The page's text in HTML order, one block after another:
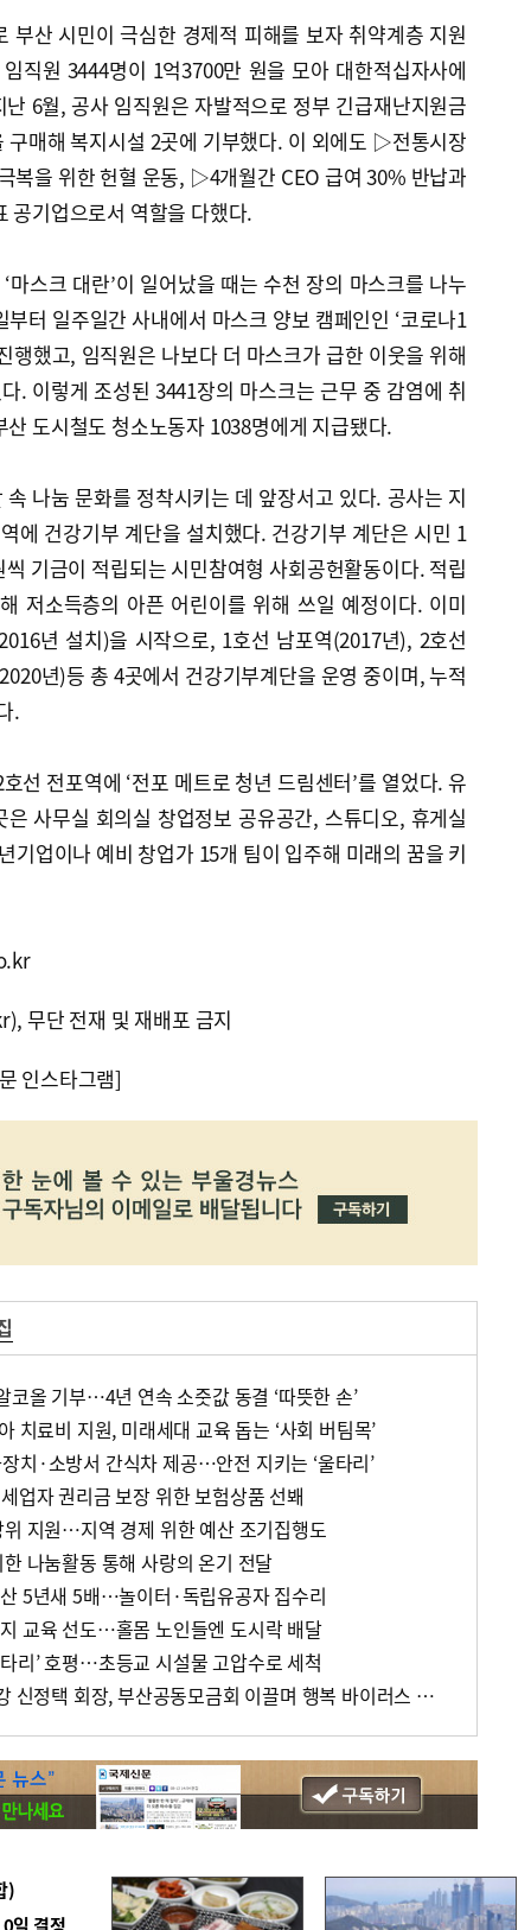
부산 시민이 극심한 경제적 피해를 보자 취약계층 지원
직원 3444명이 1억3700만 원을 모아 대한적십자사에
6월, 공사 임직원은 자발적으로 정부 긴급재난지원금
구매해 복지시설 2곳에 기부했다. 이 외에도 ▷전통시장
복을 위한 헌혈 운동, ▷4개월간 CEO 급여 30% 반납과
공기업으로서 역할을 다했다.
마스크 대란’이 일어났을 때는 수천 장의 마스크를 나누
터 일주일간 사내에서 마스크 양보 캠페인인 ‘코로나1
행했고, 임직원은 나보다 더 마스크가 급한 이웃을 위해
. 이렇게 조성된 3441장의 마스크는 근무 중 감염에 취
도시철도 청소노동자 1038명에게 지급됐다.
나눔 문화를 정착시키는 데 앞장서고 있다. 공사는 지
에 건강기부 계단을 설치했다. 건강기부 계단은 시민 1
기금이 적립되는 시민참여형 사회공헌활동이다. 적립
저소득층의 아픈 어린이를 위해 쓰일 예정이다. 이미
년 설치)을 시작으로, 1호선 남포역(2017년), 2호선
년)등 총 4곳에서 건강기부계단을 운영 중이며, 누적
.
선 전포역에 ‘전포 메트로 청년 드림센터’를 열었다. 유
사무실 회의실 창업정보 공유공간, 스튜디오, 휴게실
기업이나 예비 창업가 15개 팀이 입주해 미래의 꿈을 키
무단 전재 및 재배포 금지
인스타그램]
코올 기부…4년 연속 소줏값 동결 ‘따뜻한 손’
치료비 지원, 미래세대 교육 돕는 ‘사회 버팀목’
치·소방서 간식차 제공…안전 지키는 ‘울타리’
업자 권리금 보장 위한 보험상품 선봬
지원…지역 경제 위한 예산 조기집행도
나눔활동 통해 사랑의 온기 전달
5년새 5배…놀이터·독립유공자 집수리
교육 선도…홀몸 노인들엔 도시락 배달
리’ 호평…초등교 시설물 고압수로 세척
[나눔과 상생 특집] 세운철강 신정택 회장, 부산공동모금회 이끌며 행복 바이러스 전파하는 ‘나눔 전도사’
)
일 결정